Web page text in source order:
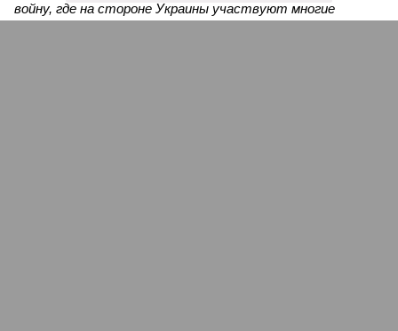
войну, где на стороне Украины участвуют многие